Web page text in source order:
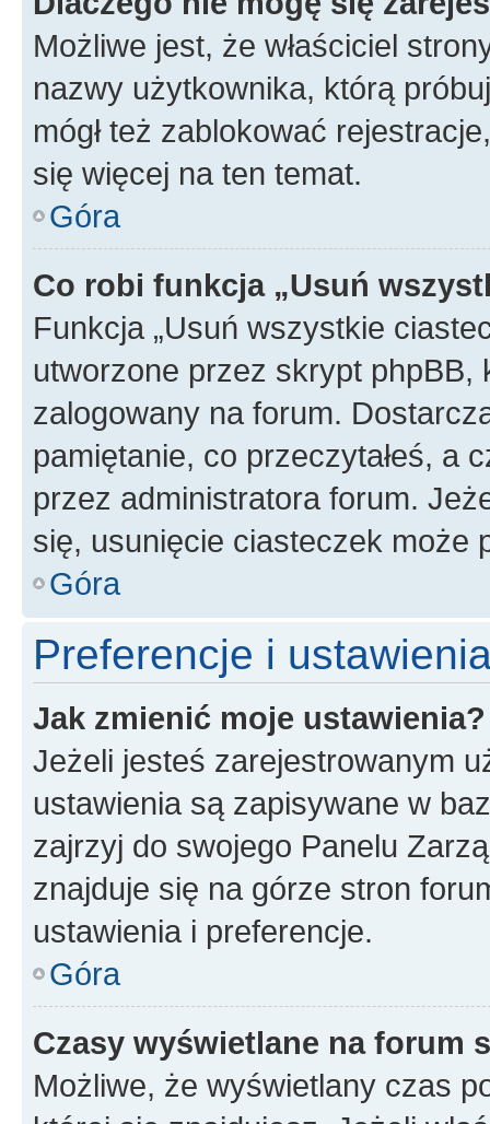
Możliwe jest, że właściciel
nazwy użytkownika, którą
mógł też zablokować
się więcej na ten temat.
Góra
Co robi funkcja „Usuń
Funkcja „Usuń wszystkie
utworzone przez skrypt
zalogowany na forum.
pamiętanie, co przeczytałeś, a
przez administratora forum.
się, usunięcie ciasteczek może
Góra
Preferencje i
Jak zmienić moje ustawienia?
Jeżeli jesteś zarejestrowanym
ustawienia są zapisywane w
zajrzyj do swojego Panelu
znajduje się na górze stron
ustawienia i preferencje.
Góra
Czasy wyświetlane na forum
Możliwe, że wyświetlany czas